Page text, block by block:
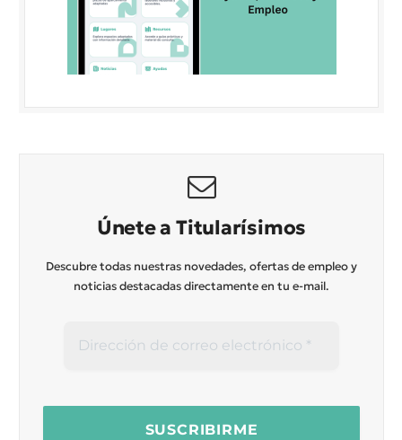
Únete a Titularísimos
Descubre todas nuestras novedades, ofertas de empleo y
noticias destacadas directamente en tu e-mail.